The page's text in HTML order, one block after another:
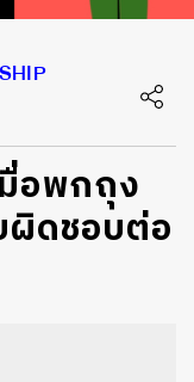
อพกถุง
ดชอบต่อ